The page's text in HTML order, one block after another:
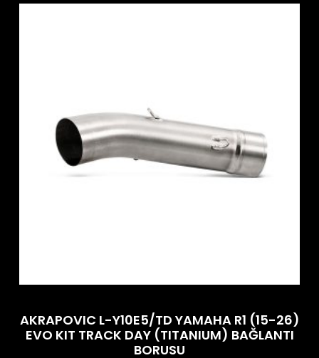
AKRAPOVIC L-Y10E5/TD YAMAHA R1 (15-26)
EVO KIT TRACK DAY (TITANIUM) BAĞLANTI
BORUSU